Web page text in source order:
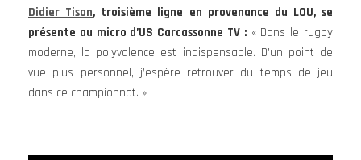
Didier Tison, troisième ligne en provenance du LOU, se
présente au micro d’US Carcassonne TV :« Dans le rugby
moderne, la polyvalence est indispensable. D’un point de
vue plus personnel, j’espère retrouver du temps de jeu
dans ce championnat. »